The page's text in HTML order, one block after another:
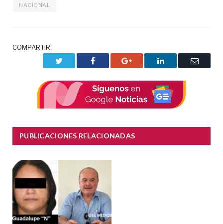
NACIONAL
COMPARTIR.
Facebook Google+ LinkedIn
Correo
PUBLICACIONES RELACIONADAS